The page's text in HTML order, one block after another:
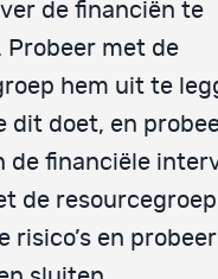
de financiën te
Probeer met de
hem uit te
dit doet, en
de financiële
de
risico’s en